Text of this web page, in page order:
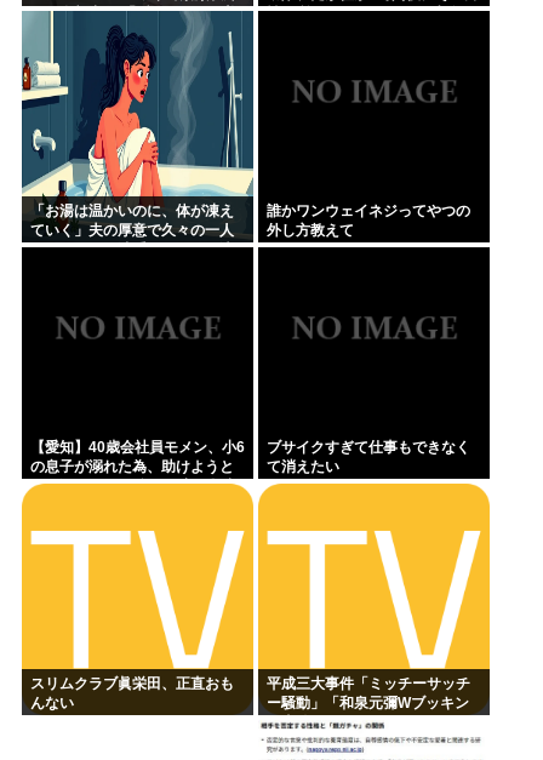
ほぼ全部出し 「隠しきれない美
貌」とSNSざわつく
性が所属していたPTから連絡が
「お湯は温かいのに、体が凍え
ていく」夫の厚意で久々の一人
風呂、ハッカ油系オイルを原液
誰かワンウェイネジってやつの
外し方教えて
【愛知】40歳会社員モメン、小6
の息子が溺れた為、助けようと
して溺れる なお息子は妻が救出
ブサイクすぎて仕事もできなく
て消えたい
スリムクラブ眞栄田、正直おも
んない
平成三大事件「ミッチーサッチ
ー騒動」「和泉元彌Wブッキン
グ事件」あとひとつは？